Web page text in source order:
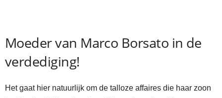
Moeder van Marco Borsato in de
verdediging!
Het gaat hier natuurlijk om de talloze affaires die haar zoon